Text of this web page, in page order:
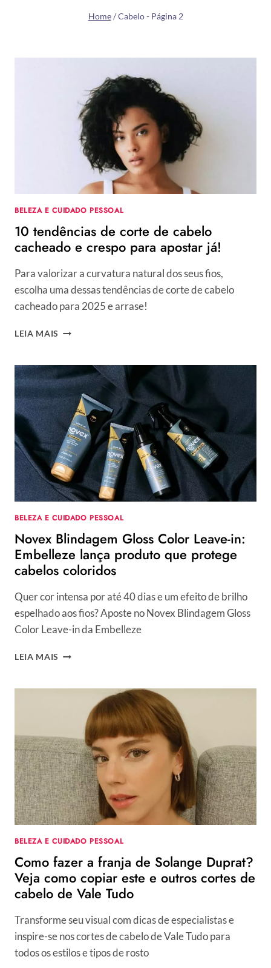
Home / Cabelo- Página 2
BELEZA E CUIDADO PESSOAL
10 tendências de corte de cabelo
cacheado e crespo para apostar já!
Para valorizar a curvatura natural dos seus fios,
escolha uma dessas tendências de corte de cabelo
cacheado para 2025 e arrase!
LEIA MAIS
CORTE
DE
CABELO
CACHEADO
CRESPO
PARA
APOSTAR
JÁ!
BELEZA E CUIDADO PESSOAL
Novex Blindagem Gloss Color Leave-in:
Embelleze lança produto que protege
cabelos coloridos
Quer cor intensa por até 40 dias e um efeito de brilho
espelhado aos fios? Aposte no Novex Blindagem Gloss
Color Leave-in da Embelleze
LEIA MAIS NOVEX
COLOR
EMBELLEZE
LANÇA
PRODUTO
QUE
PROTEGE
CABELOS
COLORIDOS
BELEZA E CUIDADO PESSOAL
Como fazer a franja de Solange Duprat?
Veja como copiar este e outros cortes de
cabelo de Vale Tudo
Transforme seu visual com dicas de especialistas e
inspire-se nos cortes de cabelo de Vale Tudo para
todos os estilos e tipos de rosto